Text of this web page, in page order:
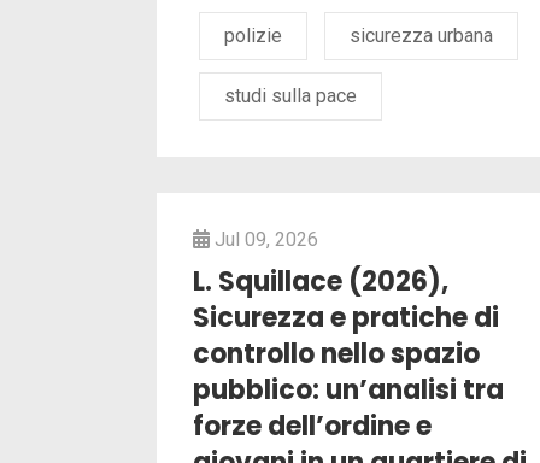
polizie sicurezza urbana
studi sulla pace
Jul 09, 2026
L. Squillace (2026),
Sicurezza e pratiche di
controllo nello spazio
pubblico: un’analisi tra
forze dell’ordine e